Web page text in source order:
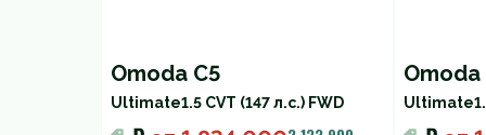
Omoda C5
Ultimate1.5 CVT (147 л.с.) FWD
Omoda
Ultimate